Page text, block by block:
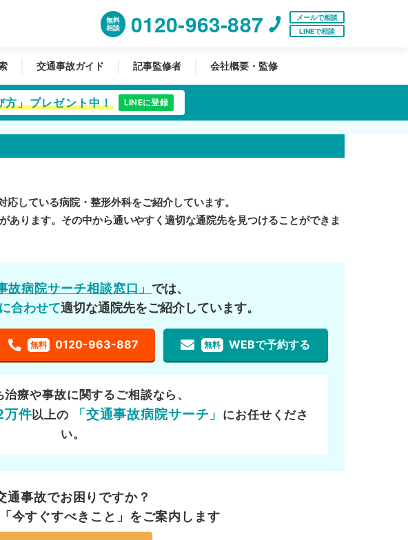
無料
相談
0120-963-887
メールで相談
LINEで相談
交通事故ガイド 記事監修者 会社概要・監修
方」プレゼント中！ LINEに登録
している病院・整形外科をご紹介しています。
あります。その中から通いやすく適切な通院先を見つけることができま
故病院サーチ相談窓口」 では、
合わせて適切な通院先をご紹介しています。
無料 0120-963-887 無料 WEBで予約する
治療や事故に関するご相談なら、
万件以上の 「交通事故病院サーチ」 にお任せくださ
い。
通事故でお困りですか？
今すぐすべきこと」をご案内します